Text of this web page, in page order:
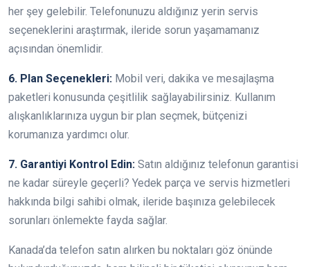
her şey gelebilir. Telefonunuzu aldığınız yerin servis
seçeneklerini araştırmak, ileride sorun yaşamamanız
açısından önemlidir.
6. Plan Seçenekleri: Mobil veri, dakika ve mesajlaşma
paketleri konusunda çeşitlilik sağlayabilirsiniz. Kullanım
alışkanlıklarınıza uygun bir plan seçmek, bütçenizi
korumanıza yardımcı olur.
7. Garantiyi Kontrol Edin: Satın aldığınız telefonun garantisi
ne kadar süreyle geçerli? Yedek parça ve servis hizmetleri
hakkında bilgi sahibi olmak, ileride başınıza gelebilecek
sorunları önlemekte fayda sağlar.
Kanada’da telefon satın alırken bu noktaları göz önünde